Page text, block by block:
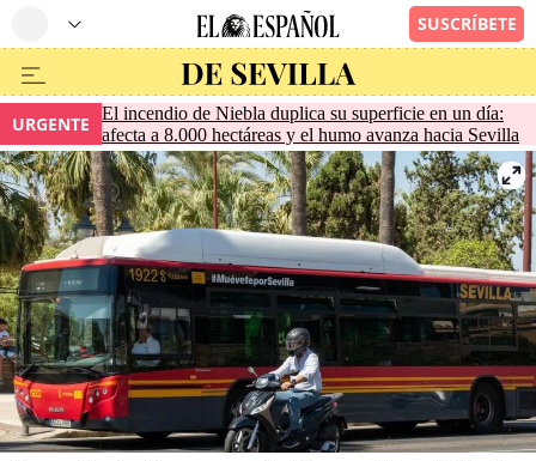
URGENTE
El incendio de Niebla duplica su superficie en un día:
afecta a 8.000 hectáreas y el humo avanza hacia Sevilla